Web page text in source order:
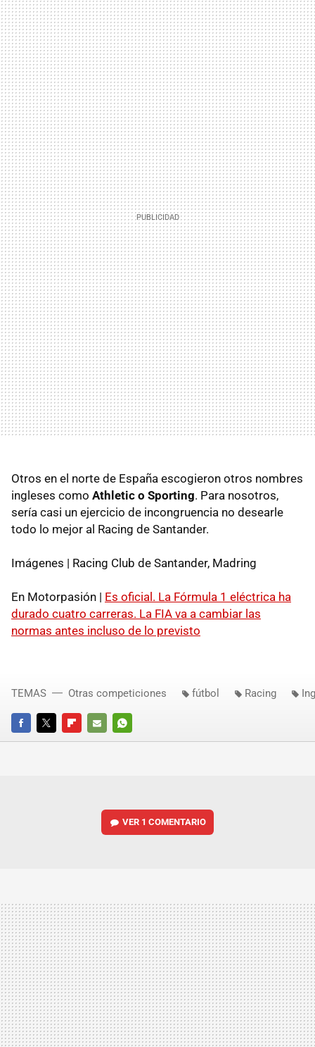
Otros en el norte de España escogieron otros nombres
ingleses como Athletic o Sporting. Para nosotros,
sería casi un ejercicio de incongruencia no desearle
todo lo mejor al Racing de Santander.
Imágenes | Racing Club de Santander, Madring
En Motorpasión | Es oficial. La Fórmula 1 eléctrica ha
durado cuatro carreras. La FIA va a cambiar las
normas antes incluso de lo previsto
FACEBOOKTWITTERFLIPBOARD
E-
WHATSAPP
TEMAS Otras competiciones fútbol Racing
VER 1 COMENTARIO